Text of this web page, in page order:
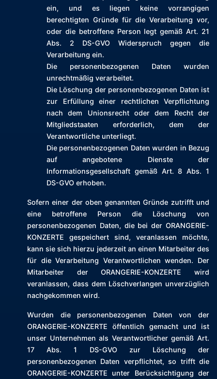
ein, und es liegen keine vorrangigen
berechtigten Gründe für die Verarbeitung vor,
oder die betroffene Person legt gemäß Art. 21
Abs. 2 DS-GVO Widerspruch gegen die
Verarbeitung ein.
Die personenbezogenen Daten wurden
unrechtmäßig verarbeitet.
Die Löschung der personenbezogenen Daten ist
zur Erfüllung einer rechtlichen Verpflichtung
nach dem Unionsrecht oder dem Recht der
Mitgliedstaaten erforderlich, dem der
Verantwortliche unterliegt.
Die personenbezogenen Daten wurden in Bezug
auf angebotene Dienste der
Informationsgesellschaft gemäß Art. 8 Abs. 1
DS-GVO erhoben.
Sofern einer der oben genannten Gründe zutrifft und
eine betroffene Person die Löschung von
personenbezogenen Daten, die bei der ORANGERIE-
KONZERTE gespeichert sind, veranlassen möchte,
kann sie sich hierzu jederzeit an einen Mitarbeiter des
für die Verarbeitung Verantwortlichen wenden. Der
Mitarbeiter der ORANGERIE-KONZERTE wird
veranlassen, dass dem Löschverlangen unverzüglich
nachgekommen wird.
Wurden die personenbezogenen Daten von der
ORANGERIE-KONZERTE öffentlich gemacht und ist
unser Unternehmen als Verantwortlicher gemäß Art.
17 Abs. 1 DS-GVO zur Löschung der
personenbezogenen Daten verpflichtet, so trifft die
ORANGERIE-KONZERTE unter Berücksichtigung der